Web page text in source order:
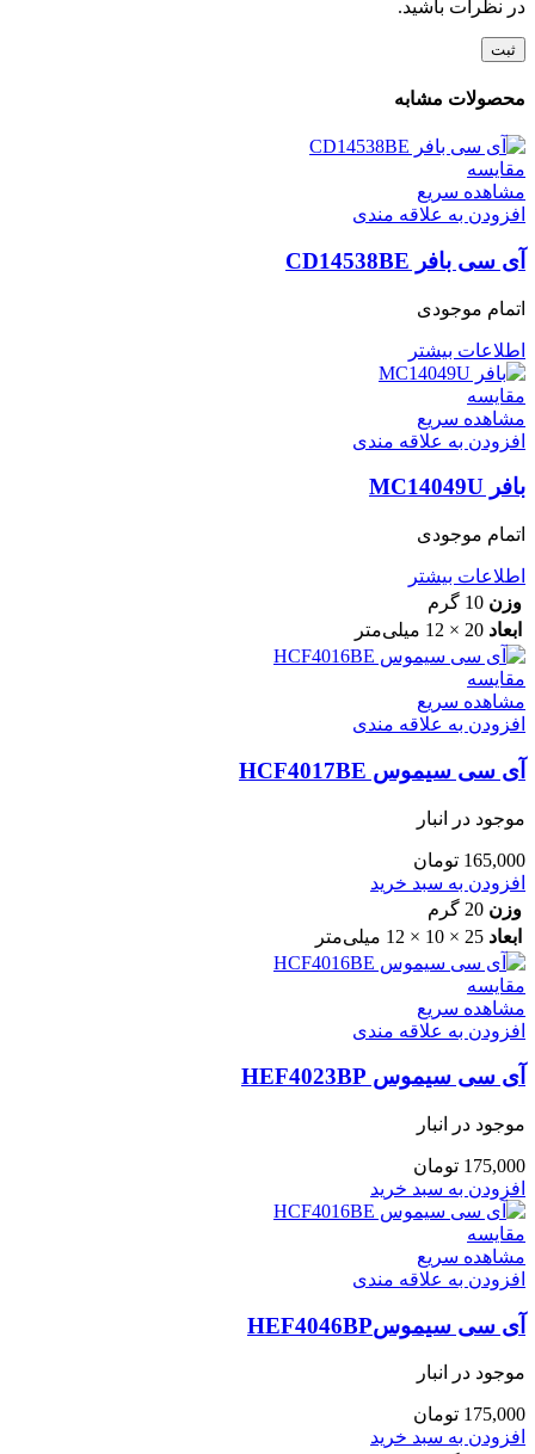
در نظرات باشید.
محصولات مشابه
مقایسه
مشاهده سریع
افزودن به علاقه مندی
آی سی بافر CD14538BE
اتمام موجودی
اطلاعات بیشتر
مقایسه
مشاهده سریع
افزودن به علاقه مندی
بافر MC14049U
اتمام موجودی
اطلاعات بیشتر
وزن 10 گرم
ابعاد 20 × 12 میلی‌متر
مقایسه
مشاهده سریع
افزودن به علاقه مندی
آی سی سیموس HCF4017BE
موجود در انبار
165,000 تومان
افزودن به سبد خرید
وزن 20 گرم
ابعاد 25 × 10 × 12 میلی‌متر
مقایسه
مشاهده سریع
افزودن به علاقه مندی
آی سی سیموس HEF4023BP
موجود در انبار
175,000 تومان
افزودن به سبد خرید
مقایسه
مشاهده سریع
افزودن به علاقه مندی
آی سی سیموسHEF4046BP
موجود در انبار
175,000 تومان
افزودن به سبد خرید